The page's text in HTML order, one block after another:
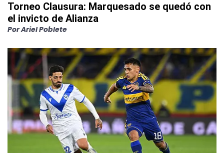
Torneo Clausura: Marquesado se quedó con
el invicto de Alianza
PorAriel Poblete